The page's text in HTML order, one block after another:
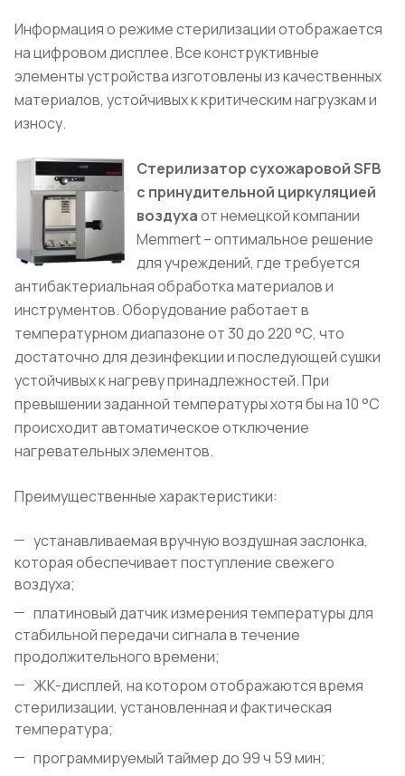
Информация о режиме стерилизации отображается
на цифровом дисплее. Все конструктивные
элементы устройства изготовлены из качественных
материалов, устойчивых к критическим нагрузкам и
износу.
Стерилизатор сухожаровой SFB
с принудительной циркуляцией
воздухаот немецкой компании
Memmert – оптимальное решение
для учреждений, где требуется
антибактериальная обработка материалов и
инструментов. Оборудование работает в
температурном диапазоне от 30 до 220 °С, что
достаточно для дезинфекции и последующей сушки
устойчивых к нагреву принадлежностей. При
превышении заданной температуры хотя бы на 10 °C
происходит автоматическое отключение
нагревательных элементов.
Преимущественные характеристики:
устанавливаемая вручную воздушная заслонка,
которая обеспечивает поступление свежего
воздуха;
платиновый датчик измерения температуры для
стабильной передачи сигнала в течение
продолжительного времени;
ЖК-дисплей, на котором отображаются время
стерилизации, установленная и фактическая
температура;
программируемый таймер до 99 ч 59 мин;